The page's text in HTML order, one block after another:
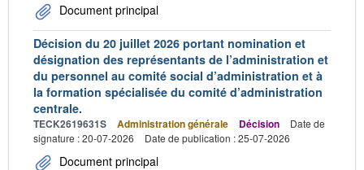
Document principal
Décision du 20 juillet 2026 portant nomination et
désignation des représentants de l’administration et
du personnel au comité social d’administration et à
la formation spécialisée du comité d’administration
centrale.
TECK2619631S Administration générale Décision
Date de
signature : 20-07-2026
Date de publication : 25-07-2026
Document principal